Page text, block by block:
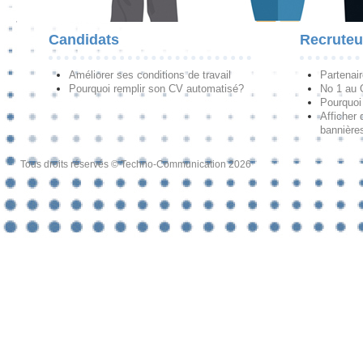
Candidats
Améliorer ses conditions de travail
Pourquoi remplir son CV automatisé?
No 1 au
Afficher
Tous droits réservés © Techno-Communication 2026